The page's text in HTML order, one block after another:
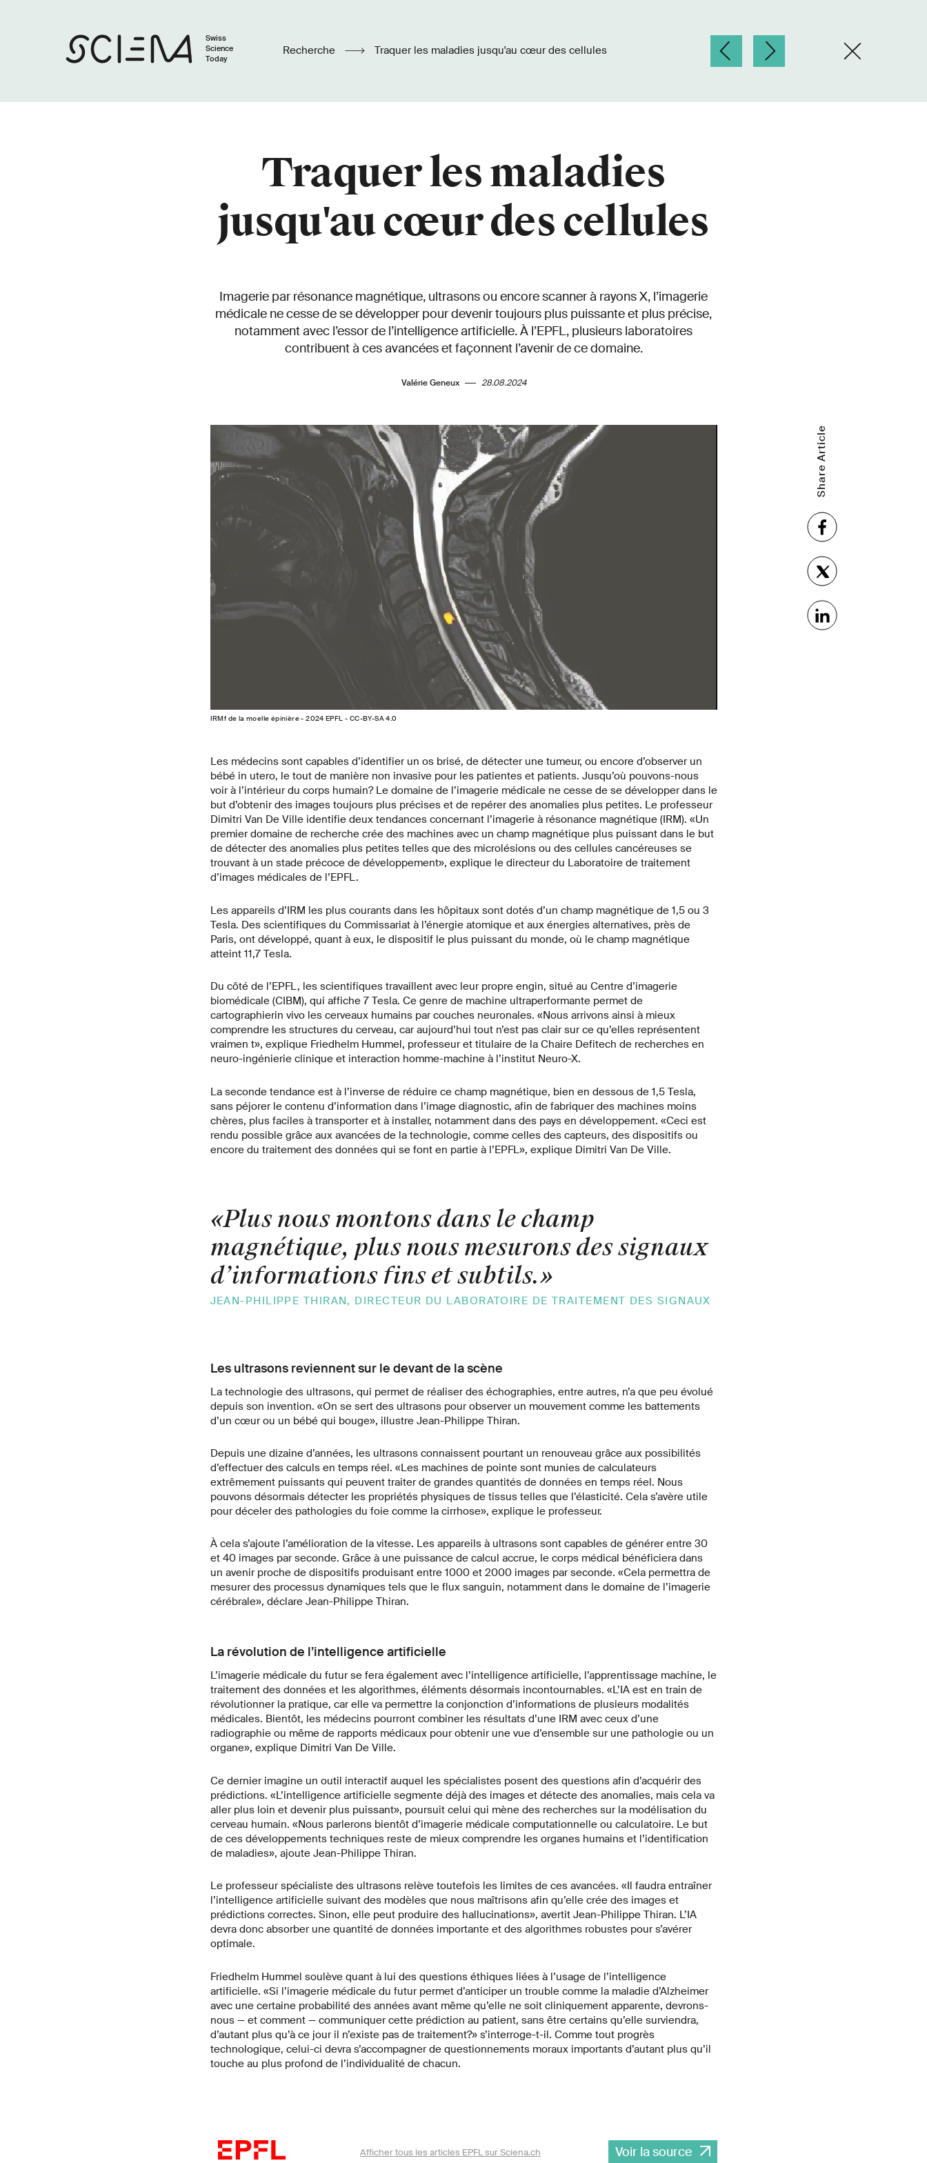
Swiss
Science
Today
Recherche Traquer les maladies jusqu'au cœur des cellules
Traquer les maladies
jusqu'au cœur des cellules
Imagerie par résonance magnétique, ultrasons ou encore scanner à rayons X, l’imagerie
médicale ne cesse de se développer pour devenir toujours plus puissante et plus précise,
notamment avec l’essor de l’intelligence artificielle. À l’EPFL, plusieurs laboratoires
contribuent à ces avancées et façonnent l’avenir de ce domaine.
Valérie Geneux 28.08.2024
IRMf de la moelle épinière - 2024 EPFL - CC-BY-SA 4.0
Share Article
Les médecins sont capables d’identifier un os brisé, de détecter une tumeur, ou encore d’observer un
bébé in utero, le tout de manière non invasive pour les patientes et patients. Jusqu’où pouvons-nous
voir à l’intérieur du corps humain? Le domaine de l’imagerie médicale ne cesse de se développer dans le
but d’obtenir des images toujours plus précises et de repérer des anomalies plus petites. Le professeur
Dimitri Van De Ville identifie deux tendances concernant l’imagerie à résonance magnétique (IRM). «Un
premier domaine de recherche crée des machines avec un champ magnétique plus puissant dans le but
de détecter des anomalies plus petites telles que des microlésions ou des cellules cancéreuses se
trouvant à un stade précoce de développement», explique le directeur du Laboratoire de traitement
d’images médicales de l’EPFL.
Les appareils d’IRM les plus courants dans les hôpitaux sont dotés d’un champ magnétique de 1,5 ou 3
Tesla. Des scientifiques du Commissariat à l’énergie atomique et aux énergies alternatives, près de
Paris, ont développé, quant à eux, le dispositif le plus puissant du monde, où le champ magnétique
atteint 11,7 Tesla.
Du côté de l’EPFL, les scientifiques travaillent avec leur propre engin, situé au Centre d’imagerie
biomédicale (CIBM), qui affiche 7 Tesla. Ce genre de machine ultraperformante permet de
cartographierin vivo les cerveaux humains par couches neuronales. «Nous arrivons ainsi à mieux
comprendre les structures du cerveau, car aujourd’hui tout n’est pas clair sur ce qu’elles représentent
vraimen t», explique Friedhelm Hummel, professeur et titulaire de la Chaire Defitech de recherches en
neuro-ingénierie clinique et interaction homme-machine à l’institut Neuro-X.
La seconde tendance est à l’inverse de réduire ce champ magnétique, bien en dessous de 1,5 Tesla,
sans péjorer le contenu d’information dans l’image diagnostic, afin de fabriquer des machines moins
chères, plus faciles à transporter et à installer, notamment dans des pays en développement. «Ceci est
rendu possible grâce aux avancées de la technologie, comme celles des capteurs, des dispositifs ou
encore du traitement des données qui se font en partie à l’EPFL», explique Dimitri Van De Ville.
«Plus nous montons dans le champ
magnétique, plus nous mesurons des signaux
d’informations fins et subtils.»
JEAN-PHILIPPE THIRAN, DIRECTEUR DU LABORATOIRE DE TRAITEMENT DES SIGNAUX
Les ultrasons reviennent sur le devant de la scène
La technologie des ultrasons, qui permet de réaliser des échographies, entre autres, n’a que peu évolué
depuis son invention. «On se sert des ultrasons pour observer un mouvement comme les battements
d’un cœur ou un bébé qui bouge», illustre Jean-Philippe Thiran.
Depuis une dizaine d’années, les ultrasons connaissent pourtant un renouveau grâce aux possibilités
d’effectuer des calculs en temps réel. «Les machines de pointe sont munies de calculateurs
extrêmement puissants qui peuvent traiter de grandes quantités de données en temps réel. Nous
pouvons désormais détecter les propriétés physiques de tissus telles que l’élasticité. Cela s’avère utile
pour déceler des pathologies du foie comme la cirrhose», explique le professeur.
À cela s’ajoute l’amélioration de la vitesse. Les appareils à ultrasons sont capables de générer entre 30
et 40 images par seconde. Grâce à une puissance de calcul accrue, le corps médical bénéficiera dans
un avenir proche de dispositifs produisant entre 1000 et 2000 images par seconde. «Cela permettra de
mesurer des processus dynamiques tels que le flux sanguin, notamment dans le domaine de l’imagerie
cérébrale», déclare Jean-Philippe Thiran.
La révolution de l’intelligence artificielle
L’imagerie médicale du futur se fera également avec l’intelligence artificielle, l’apprentissage machine, le
traitement des données et les algorithmes, éléments désormais incontournables. «L’IA est en train de
révolutionner la pratique, car elle va permettre la conjonction d’informations de plusieurs modalités
médicales. Bientôt, les médecins pourront combiner les résultats d’une IRM avec ceux d’une
radiographie ou même de rapports médicaux pour obtenir une vue d’ensemble sur une pathologie ou un
organe», explique Dimitri Van De Ville.
Ce dernier imagine un outil interactif auquel les spécialistes posent des questions afin d’acquérir des
prédictions. «L’intelligence artificielle segmente déjà des images et détecte des anomalies, mais cela va
aller plus loin et devenir plus puissant», poursuit celui qui mène des recherches sur la modélisation du
cerveau humain. «Nous parlerons bientôt d’imagerie médicale computationnelle ou calculatoire. Le but
de ces développements techniques reste de mieux comprendre les organes humains et l’identification
de maladies», ajoute Jean-Philippe Thiran.
Le professeur spécialiste des ultrasons relève toutefois les limites de ces avancées. «Il faudra entraîner
l’intelligence artificielle suivant des modèles que nous maîtrisons afin qu’elle crée des images et
prédictions correctes. Sinon, elle peut produire des hallucinations», avertit Jean-Philippe Thiran. L’IA
devra donc absorber une quantité de données importante et des algorithmes robustes pour s’avérer
optimale.
Friedhelm Hummel soulève quant à lui des questions éthiques liées à l’usage de l’intelligence
artificielle. «Si l’imagerie médicale du futur permet d’anticiper un trouble comme la maladie d’Alzheimer
avec une certaine probabilité des années avant même qu’elle ne soit cliniquement apparente, devrons-
nous — et comment — communiquer cette prédiction au patient, sans être certains qu’elle surviendra,
d’autant plus qu’à ce jour il n’existe pas de traitement?» s’interroge-t-il. Comme tout progrès
technologique, celui-ci devra s’accompagner de questionnements moraux importants d’autant plus qu’il
touche au plus profond de l’individualité de chacun.
Afficher tous les articles EPFL sur Sciena.ch Voir la source